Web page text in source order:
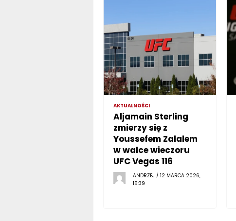
AKTUALNOŚCI
Aljamain Sterling
zmierzy się z
Youssefem Zalalem
w walce wieczoru
UFC Vegas 116
ANDRZEJ / 12 MARCA 2026,
15:39